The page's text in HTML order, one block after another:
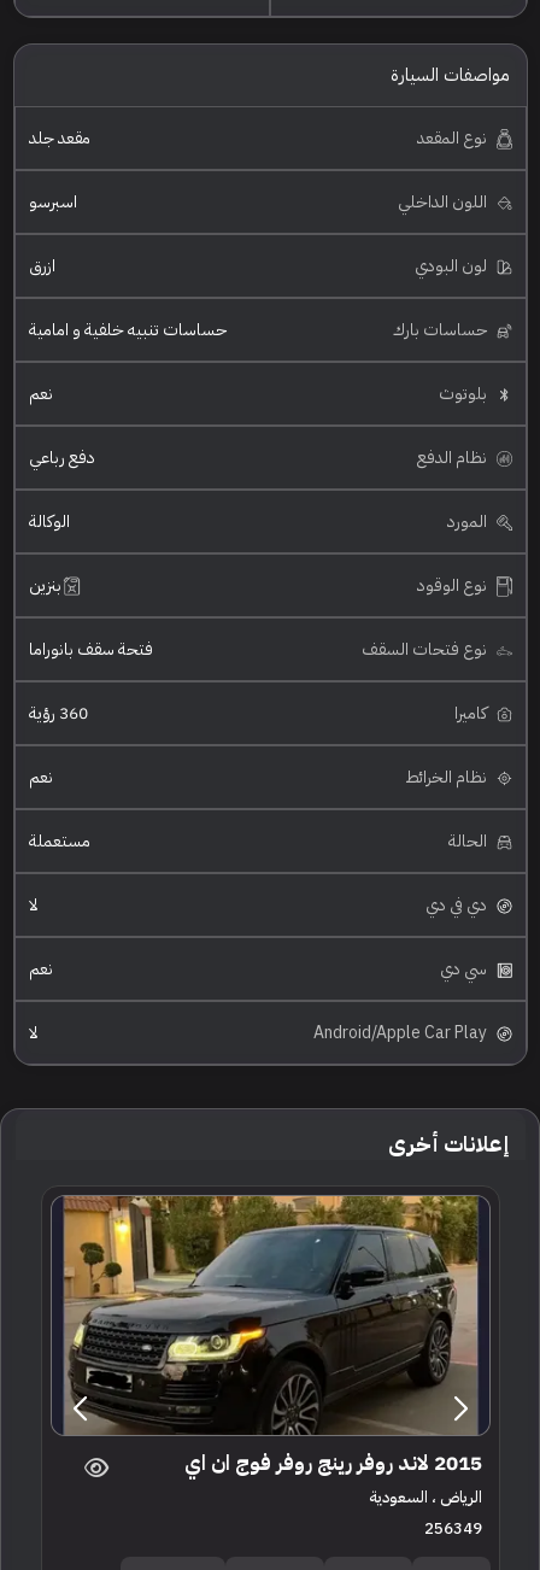
مواصفات السيارة
نوع المقعد مقعد جلد
اللون الداخلي اسبرسو
لون البودي ازرق
حساسات بارك حساسات تنبيه خلفية و امامية
بلوتوث نعم
نظام الدفع دفع رباعي
المورد الوكالة
نوع الوقود بنزين
نوع فتحات السقف فتحة سقف بانوراما
كاميرا 360 رؤية
نظام الخرائط نعم
الحالة مستعملة
دي في دي لا
سي دي نعم
Android/Apple Car Play لا
إعلانات أخرى
2015 لاند روفر رينج روفر فوج ان اي
الرياض ، السعودية
256349